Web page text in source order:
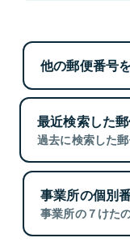
他の郵便番号
最近検索した
過去に検索した
事業所の個別
事業所の７けた